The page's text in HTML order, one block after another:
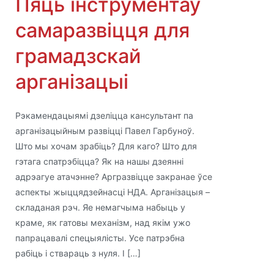
самаразвіцця для
грамадзскай
арганізацыі
Рэкамендацыямі дзеліцца кансультант па
арганізацыйным развіцці Павел Гарбуноў.
Што мы хочам зрабіць? Для каго? Што для
гэтага спатрэбіцца? Як на нашы дзеянні
адрэагуе атачэнне? Аргразвіцце закранае ўсе
аспекты жыццядзейнасці НДА. Арганізацыя –
складаная рэч. Яе немагчыма набыць у
краме, як гатовы механізм, над якім ужо
папрацавалі спецыялісты. Усе патрэбна
рабіць і ствараць з нуля. І […]